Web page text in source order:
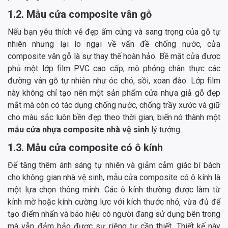
1.2. Mẫu cửa composite vân gỗ
Nếu bạn yêu thích vẻ đẹp ấm cúng và sang trọng của gỗ tự
nhiên nhưng lại lo ngại về vấn đề chống nước, cửa
composite vân gỗ là sự thay thế hoàn hảo. Bề mặt cửa được
phủ một lớp film PVC cao cấp, mô phỏng chân thực các
đường vân gỗ tự nhiên như óc chó, sồi, xoan đào. Lớp film
này không chỉ tạo nên một sản phẩm cửa nhựa giả gỗ đẹp
mắt mà còn có tác dụng chống nước, chống trầy xước và giữ
cho màu sắc luôn bền đẹp theo thời gian, biến nó thành một
mẫu cửa nhựa composite nhà vệ sinh lý tưởng.
1.3. Mẫu cửa composite có ô kính
Để tăng thêm ánh sáng tự nhiên và giảm cảm giác bí bách
cho không gian nhà vệ sinh, mẫu cửa composite có ô kính là
một lựa chọn thông minh. Các ô kính thường được làm từ
kính mờ hoặc kính cường lực với kích thước nhỏ, vừa đủ để
tạo điểm nhấn và báo hiệu có người đang sử dụng bên trong
mà vẫn đảm bảo được sự riêng tư cần thiết. Thiết kế này